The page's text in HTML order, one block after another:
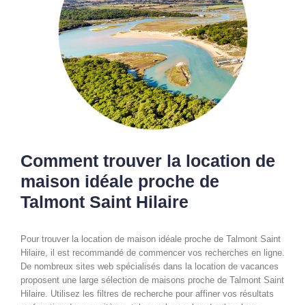
Comment trouver la location de
maison idéale proche de
Talmont Saint Hilaire
Pour trouver la location de maison idéale proche de Talmont Saint
Hilaire, il est recommandé de commencer vos recherches en ligne.
De nombreux sites web spécialisés dans la location de vacances
proposent une large sélection de maisons proche de Talmont Saint
Hilaire. Utilisez les filtres de recherche pour affiner vos résultats